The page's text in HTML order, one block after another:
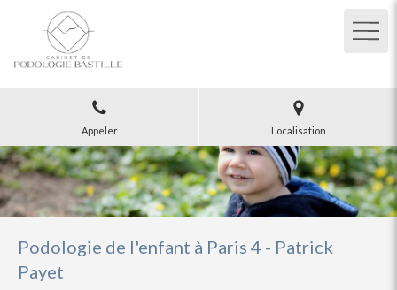
Appeler Localisation
Podologie de l'enfant à Paris 4 - Patrick
Payet